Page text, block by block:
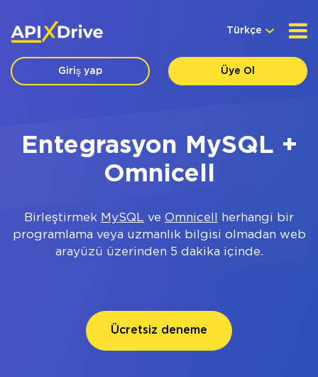
Türkçe
Giriş yap Üye Ol
Entegrasyon MySQL +
Omnicell
Birleştirmek MySQL ve Omnicell
herhangi bir
programlama veya uzmanlık bilgisi olmadan web
arayüzü üzerinden 5 dakika içinde.
Ücretsiz deneme